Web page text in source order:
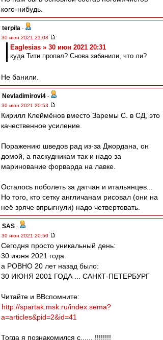
кого-нибудь.
terpila -
30 июн 2021 21:08
Eaglesias » 30 июн 2021 20:31
куда Тити пропал? Снова забанили, что ли?
Не банили.
Nevladimirovi4 -
30 июн 2021 20:53
Кирилл Клеймёнов вместо Заремы С. в СД, это
качественное усиление.
Поражению шведов рад из-за Джордана, он
домой, а паскудникам так и надо за
маринование форварда на лавке.
Осталось поболеть за датчан и итальянцев...
Но того, кто сетку англичанам рисовал (они на
неё зряче впрыгнули) надо четвертовать.
SAS -
30 июн 2021 20:50
Сегодня просто уникальный день:
30 июня 2021 года.
а РОВНО 20 лет назад было:
30 ИЮНЯ 2001 ГОДА ... САНКТ-ПЕТЕРБУРГ
Читайте и ВВспомните:
http://spartak.msk.ru/index.sema?
a=articles&pid=2&id=41
Тогда я познакомился с...... !!!!!!!!